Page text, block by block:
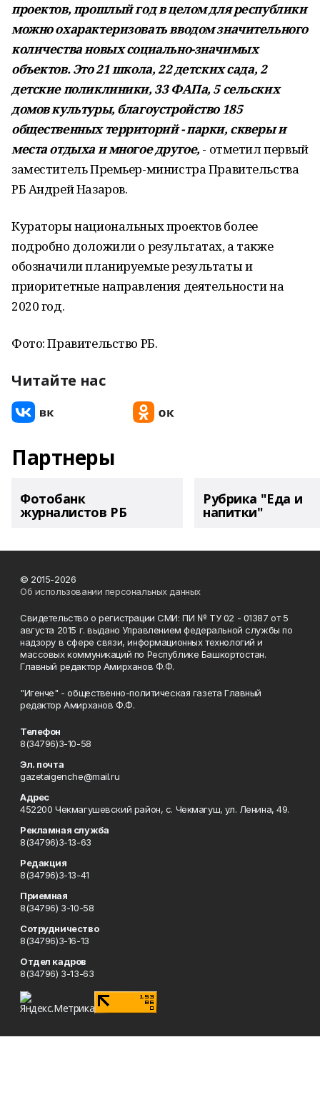
проектов, прошлый год в целом для республики
можно охарактеризовать вводом значительного
количества новых социально-значимых
объектов. Это 21 школа, 22 детских сада, 2
детские поликлиники, 33 ФАПа, 5 сельских
домов культуры, благоустройство 185
общественных территорий - парки, скверы и
места отдыха и многое другое, - отметил первый
заместитель Премьер-министра Правительства
РБ Андрей Назаров.
Кураторы национальных проектов более
подробно доложили о результатах, а также
обозначили планируемые результаты и
приоритетные направления деятельности на
2020 год.
Фото: Правительство РБ.
Читайте нас
Партнеры
Фотобанк
журналистов РБ
Рубрика "Еда и
напитки"
© 2015-2026
Об использовании персональных данных
Свидетельство о регистрации СМИ: ПИ № ТУ 02 - 01387 от 5
августа 2015 г. выдано Управлением федеральной службы по
надзору в сфере связи, информационных технологий и
массовых коммуникаций по Республике Башкортостан.
Главный редактор Амирханов Ф.Ф.
"Игенче" - общественно-политическая газета Главный
редактор Амирханов Ф.Ф.
Телефон
8(34796)3-10-58
Эл. почта
gazetaigenche@mail.ru
Адрес
452200 Чекмагушевский район, с. Чекмагуш, ул. Ленина, 49.
Рекламная служба
8(34796)3-13-63
Редакция
8(34796)3-13-41
Приемная
8(34796) 3-10-58
Сотрудничество
8(34796)3-16-13
Отдел кадров
8(34796) 3-13-63